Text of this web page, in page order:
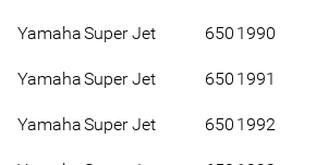
YamahaSuper Jet 650 1990
YamahaSuper Jet 650 1991
YamahaSuper Jet 650 1992